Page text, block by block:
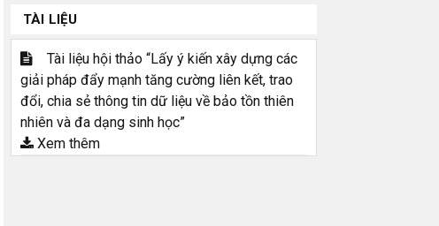
TÀI LIỆU
Tài liệu hội thảo “Lấy ý kiến xây dựng các
giải pháp đẩy mạnh tăng cường liên kết, trao
đổi, chia sẻ thông tin dữ liệu về bảo tồn thiên
nhiên và đa dạng sinh học”
Xem thêm